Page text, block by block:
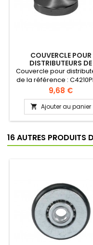
COUVERCLE POUR
DISTRIBUTEURS DE
GOBELETS
Couvercle pour
de la référence :
4210PFSD - C3250S
uniquement.
Prix
9,68 €
 Ajouter au panier
16 AUTRES PRODUITS